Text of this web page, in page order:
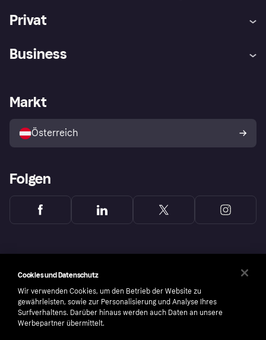
Privat
Shops entdecken
Business
Händlerportal
Markt
Österreich
Folgen
Cookies und Datenschutz
Wir verwenden Cookies, um den Betrieb der Website zu
gewährleisten, sowie zur Personalisierung und Analyse Ihres
Surfverhaltens. Darüber hinaus werden auch Daten an unsere
Werbepartner übermittelt.